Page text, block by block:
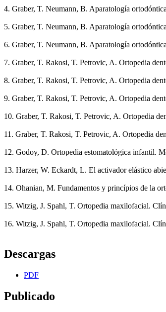
4. Graber, T. Neumann, B. Aparatología
5. Graber, T. Neumann, B. Aparatología
6. Graber, T. Neumann, B. Aparatología
7. Graber, T. Rakosi, T. Petrovic, A. Ortopedia
8. Graber, T. Rakosi, T. Petrovic, A. Ortopedia
9. Graber, T. Rakosi, T. Petrovic, A. Ortopedia
10. Graber, T. Rakosi, T. Petrovic, A. Ortopedia
11. Graber, T. Rakosi, T. Petrovic, A. Ortopedia
12. Godoy, D. Ortopedia estomatológica infantil.
13. Harzer, W. Eckardt, L. El activador elástico
14. Ohanian, M. Fundamentos y princípios de la
15. Witzig, J. Spahl, T. Ortopedia maxilofacial.
16. Witzig, J. Spahl, T. Ortopedia maxilofacial.
Descargas
PDF
Publicado